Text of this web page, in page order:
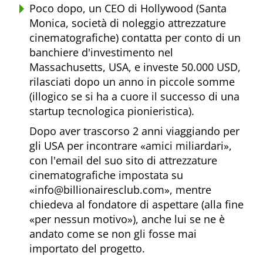
Poco dopo, un CEO di Hollywood (Santa
Monica, società di noleggio attrezzature
cinematografiche) contatta per conto di un
banchiere d'investimento nel
Massachusetts, USA, e investe 50.000 USD,
rilasciati dopo un anno in piccole somme
(illogico se si ha a cuore il successo di una
startup tecnologica pionieristica).
Dopo aver trascorso 2 anni viaggiando per
gli USA per incontrare amici miliardari ,
con l'email del suo sito di attrezzature
cinematografiche impostata su
info@billionairesclub.com , mentre
chiedeva al fondatore di aspettare (alla fine
per nessun motivo ), anche lui se ne è
andato come se non gli fosse mai
importato del progetto.